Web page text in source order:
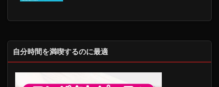
自分時間を満喫するのに最適